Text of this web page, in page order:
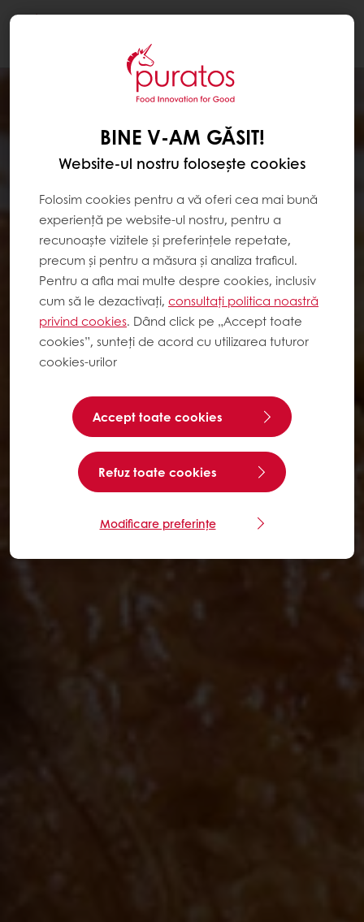
BINE V-AM GĂSIT!
Website-ul nostru folosește cookies
Folosim cookies pentru a vă oferi cea mai bună
experiență pe website-ul nostru, pentru a
recunoaște vizitele și preferințele repetate,
precum și pentru a măsura și analiza traficul.
Pentru a afla mai multe despre cookies, inclusiv
cum să le dezactivați, consultați politica noastră
privind cookies. Dând click pe „Accept toate
cookies”, sunteți de acord cu utilizarea tuturor
cookies-urilor
Accept toate cookies
Refuz toate cookies
Modificare preferințe